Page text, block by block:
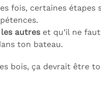
fois, certaines
autreset qu’il ne
ton bateau.
bois, ça devrait être